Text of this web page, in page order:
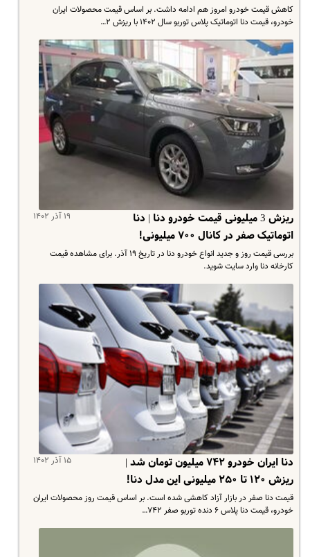
کاهش قیمت خودرو امروز هم ادامه داشت. بر اساس قیمت محصولات ایران
خودرو، قیمت دنا اتوماتیک پلاس توربو سال ۱۴۰۲ با ریزش ۲…
۱۹ آذر ۱۴۰۲
ریزش 3 میلیونی قیمت خودرو دنا | دنا
اتوماتیک صفر در کانال ۷۰۰ میلیونی!
بررسی قیمت روز و جدید انواع خودرو دنا در تاریخ ۱۹ آذر. برای مشاهده قیمت
کارخانه دنا وارد سایت شوید.
۱۵ آذر ۱۴۰۲
دنا ایران خودرو ۷۴۲ میلیون تومان شد |
ریزش ۱۲۰ تا ۲۵۰ میلیونی این مدل دنا!
قیمت دنا صفر در بازار آزاد کاهشی شده است. بر اساس قیمت روز محصولات ایران
خودرو، قیمت دنا پلاس ۶ دنده توربو صفر ۷۴۲…